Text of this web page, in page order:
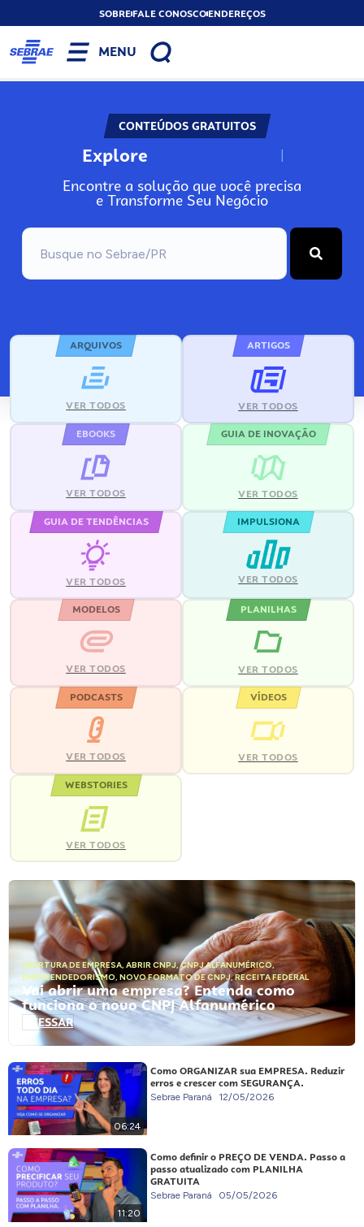
SOBREFALE CONOSCOENDEREÇOS
MENU
CONTEÚDOS GRATUITOS
Explore N
Encontre a solução que você precisa
e Transforme Seu Negócio
ARQUIVOS
VER TODOS
ARTIGOS
VER TODOS
EBOOKS
VER TODOS
GUIA DE INOVAÇÃO
VER TODOS
GUIA DE TENDÊNCIAS
VER TODOS
IMPULSIONA
VER TODOS
MODELOS
VER TODOS
PLANILHAS
VER TODOS
PODCASTS
VER TODOS
VÍDEOS
VER TODOS
WEBSTORIES
VER TODOS
ABERTURA DE EMPRESA, ABRIR CNPJ,CNPJ ALFANUMÉRICO,
EMPREENDEDORISMO, NOVO FORMATO DE CNPJ,RECEITA FEDERAL
Vai abrir uma empresa? Entenda como
funciona o novo CNPJ Alfanumérico
ACESSAR
06:24
Como ORGANIZAR sua EMPRESA. Reduzir
erros e crescer com SEGURANÇA.
Sebrae Paraná 12/05/2026
11:20
Como definir o PREÇO DE VENDA. Passo a
passo atualizado com PLANILHA
GRATUITA
Sebrae Paraná 05/05/2026